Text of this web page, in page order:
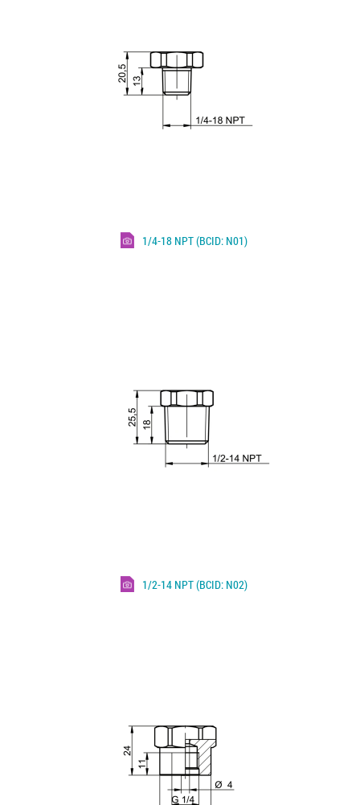
1/4-18 NPT (BCID: N01)
1/2-14 NPT (BCID: N02)